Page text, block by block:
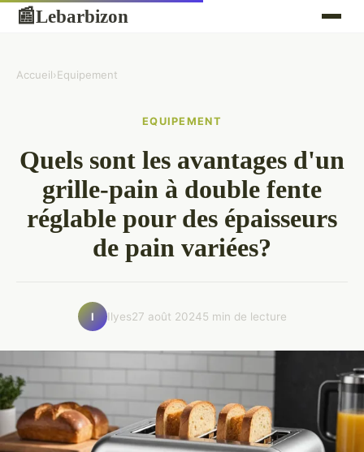
📰Lebarbizon
Accueil›Equipement
EQUIPEMENT
Quels sont les avantages d'un
grille-pain à double fente
réglable pour des épaisseurs
de pain variées?
I Ilyes27 août 20245 min de lecture